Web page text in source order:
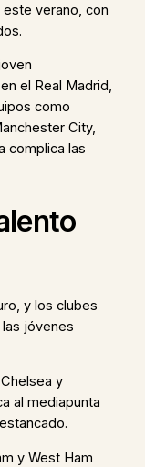
verano, con
el Real Madrid,
como
City,
complica las
y los clubes
jóvenes
y
al mediapunta
y West Ham